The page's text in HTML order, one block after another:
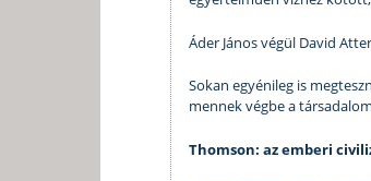
Áder János végül David
Sokan egyénileg is
mennek végbe a
Thomson: az emberi